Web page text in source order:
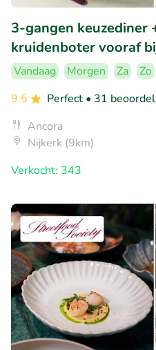
3-gangen keuzediner
kruidenboter vooraf
Vandaag Morgen Za Zo
9.5
Perfect • 31
Ancora
Nijkerk (9km)
Verkocht: 343